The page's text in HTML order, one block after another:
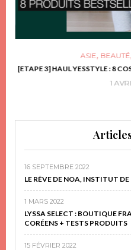
ASIE, BEAUTÉ
[ETAPE 3] HAUL YESSTYLE : 8
1
16 SEPTEMBRE 2022
LE RÊVE DE NOA, INSTITUT
1 MARS 2022
LYSSA SELECT : BOUTIQUE
CORÉENS + TESTS PRODUITS
15 FÉVRIER 2022